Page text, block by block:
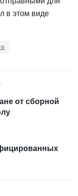
в этом виде
от сборной